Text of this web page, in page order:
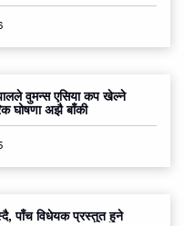
वुमन्स एसिया कप खेल्ने
घोषणा अझै बाँकी
पाँच विधेयक प्रस्तुत हुने